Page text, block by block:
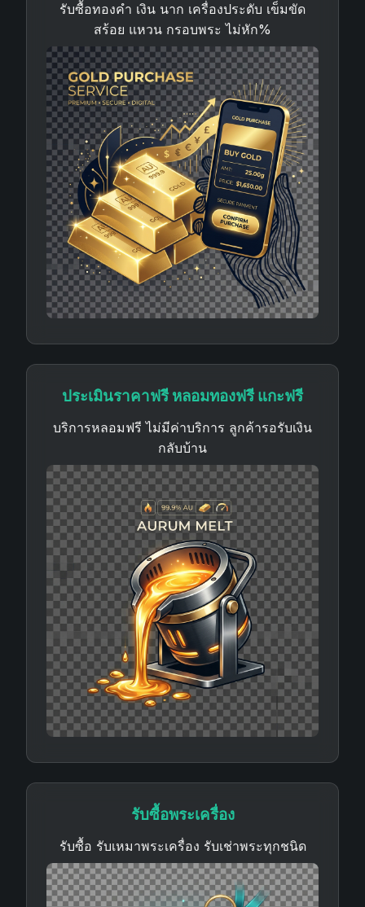
รับซื้อทองคำ เงิน นาก เครื่องประดับ เข็มขัด
สร้อย แหวน กรอบพระ ไม่หัก%
ประเมินราคาฟรี หลอมทองฟรี แกะฟรี
บริการหลอมฟรี ไม่มีค่าบริการ ลูกค้ารอรับเงิน
กลับบ้าน
รับซื้อพระเครื่อง
รับซื้อ รับเหมาพระเครื่อง รับเช่าพระทุกชนิด